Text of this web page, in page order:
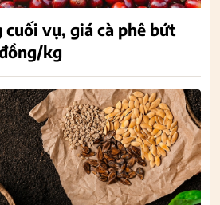
cuối vụ, giá cà phê bứt
kg